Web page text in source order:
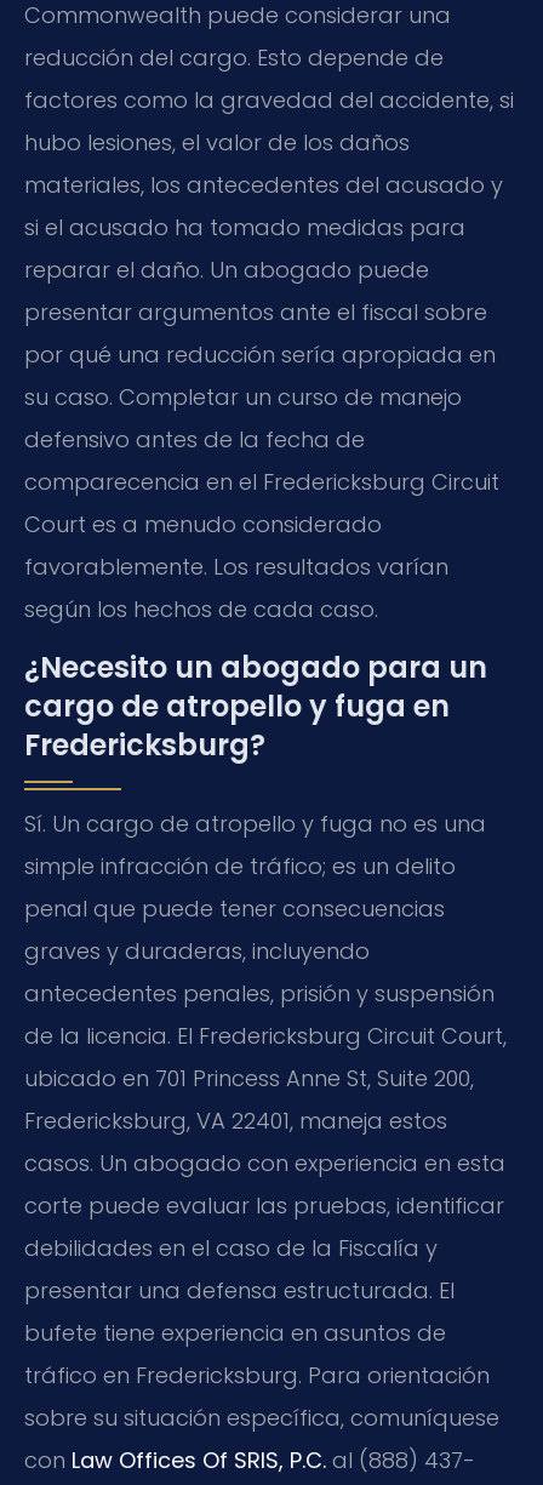
Commonwealth puede considerar una
reducción del cargo. Esto depende de
factores como la gravedad del accidente, si
hubo lesiones, el valor de los daños
materiales, los antecedentes del acusado y
si el acusado ha tomado medidas para
reparar el daño. Un abogado puede
presentar argumentos ante el fiscal sobre
por qué una reducción sería apropiada en
su caso. Completar un curso de manejo
defensivo antes de la fecha de
comparecencia en el Fredericksburg Circuit
Court es a menudo considerado
favorablemente. Los resultados varían
según los hechos de cada caso.
¿Necesito un abogado para un
cargo de atropello y fuga en
Fredericksburg?
Sí. Un cargo de atropello y fuga no es una
simple infracción de tráfico; es un delito
penal que puede tener consecuencias
graves y duraderas, incluyendo
antecedentes penales, prisión y suspensión
de la licencia. El Fredericksburg Circuit Court,
ubicado en 701 Princess Anne St, Suite 200,
Fredericksburg, VA 22401, maneja estos
casos. Un abogado con experiencia en esta
corte puede evaluar las pruebas, identificar
debilidades en el caso de la Fiscalía y
presentar una defensa estructurada. El
bufete tiene experiencia en asuntos de
tráfico en Fredericksburg. Para orientación
sobre su situación específica, comuníquese
con Law Offices Of SRIS, P.C. al (888) 437-